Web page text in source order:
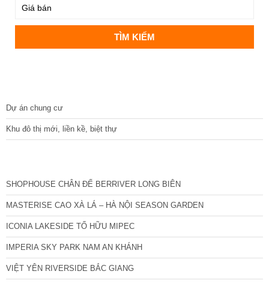
Dự án chung cư
Khu đô thị mới, liền kề, biệt thự
SHOPHOUSE CHÂN ĐẾ BERRIVER LONG BIÊN
MASTERISE CAO XÀ LÁ – HÀ NỘI SEASON GARDEN
ICONIA LAKESIDE TỐ HỮU MIPEC
IMPERIA SKY PARK NAM AN KHÁNH
VIỆT YÊN RIVERSIDE BẮC GIANG